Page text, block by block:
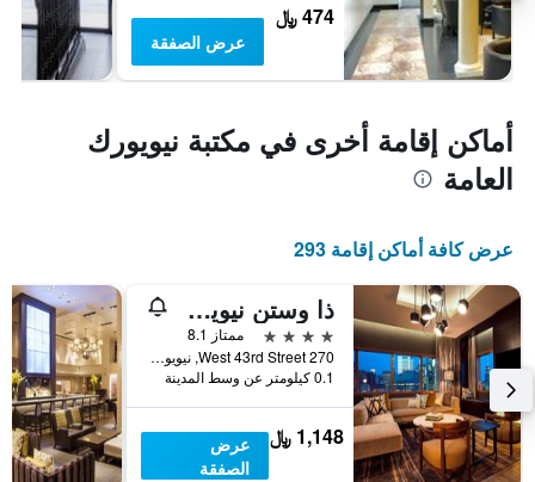
474 ﷼
عرض الصفقة
أماكن إقامة أخرى في مكتبة نيويورك
العامة
عرض كافة أماكن إقامة 293
ذا وستن نيويورك عند تايمز سكوير
4 نجوم
ممتاز 8.1
270 West 43rd Street, نيويورك, NY, الولايات المتحدة الأميريكية
0.1 كيلومتر عن وسط المدينة
1,148 ﷼
عرض
الصفقة